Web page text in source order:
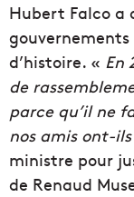
Hubert Falco a
d’histoire. « En
de
parce qu’il ne
nos amis ont-
ministre pour
de Renaud